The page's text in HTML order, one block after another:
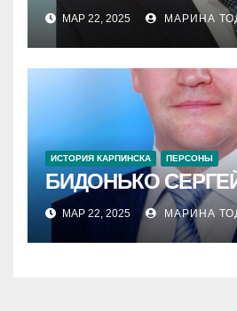
МАР 22, 2025 МАРИНА
ИСТОРИЯ КАРПИНСКА ПЕРСОНЫ
БИДОНЬКО
МАР 22, 2025 МАРИНА